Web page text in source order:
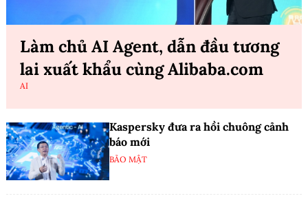
Làm chủ AI Agent, dẫn đầu tương
lai xuất khẩu cùng Alibaba.com
AI
Kaspersky đưa ra hồi chuông cảnh
báo mới
BẢO MẬT